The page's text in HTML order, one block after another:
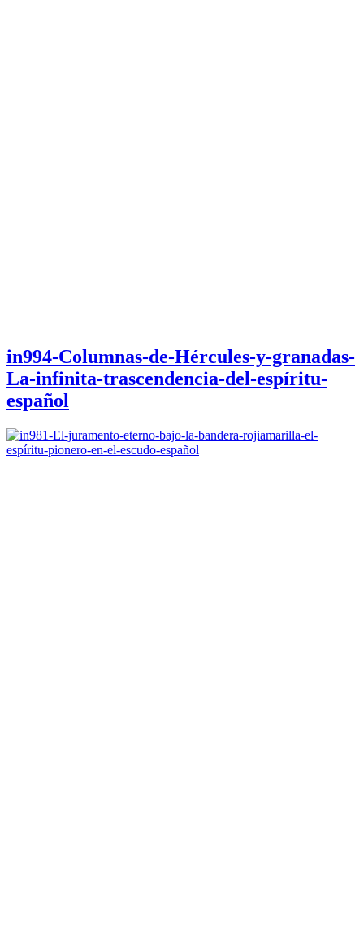
in994-Columnas-de-Hércules-y-granadas-
La-infinita-trascendencia-del-espíritu-
español